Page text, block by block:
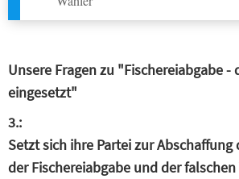
Unsere Fragen zu "Fischereiabgabe -
eingesetzt"
3.:
Setzt sich ihre Partei zur
der Fischereiabgabe und der